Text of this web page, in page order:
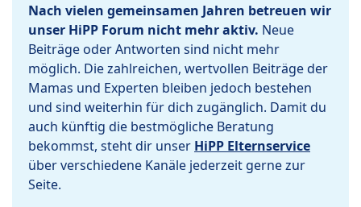
Nach vielen gemeinsamen Jahren betreuen wir
unser HiPP Forum nicht mehr aktiv. Neue
Beiträge oder Antworten sind nicht mehr
möglich. Die zahlreichen, wertvollen Beiträge der
Mamas und Experten bleiben jedoch bestehen
und sind weiterhin für dich zugänglich. Damit du
auch künftig die bestmögliche Beratung
bekommst, steht dir unser HiPP Elternservice
über verschiedene Kanäle jederzeit gerne zur
Seite.